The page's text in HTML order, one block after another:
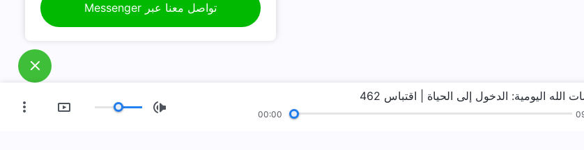
تواصل معنا عبر Messenger
الله اليومية: الدخول إلى الحياة | اقتباس 462
00:00